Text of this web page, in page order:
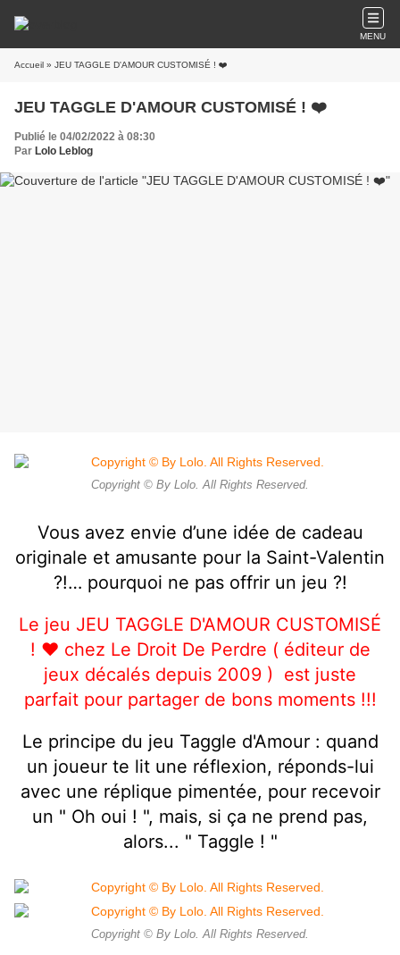
MENU
Accueil » JEU TAGGLE D'AMOUR CUSTOMISÉ ! ❤️
JEU TAGGLE D'AMOUR CUSTOMISÉ ! ❤️
Publié le 04/02/2022 à 08:30
Par Lolo Leblog
Copyright © By Lolo. All Rights Reserved.
Vous avez envie d’une idée de cadeau
originale et amusante pour la Saint-Valentin
?!… pourquoi ne pas offrir un jeu ?!
Le jeu JEU TAGGLE D'AMOUR CUSTOMISÉ
! ❤️ chez Le Droit De Perdre ( éditeur de
jeux décalés depuis 2009 )
est juste
parfait pour partager de bons moments !!!
Le principe du jeu Taggle d'Amour : quand
un joueur te lit une réflexion, réponds-lui
avec une réplique pimentée, pour recevoir
un " Oh oui ! ", mais, si ça ne prend pas,
alors... " Taggle ! "
Copyright © By Lolo. All Rights Reserved.